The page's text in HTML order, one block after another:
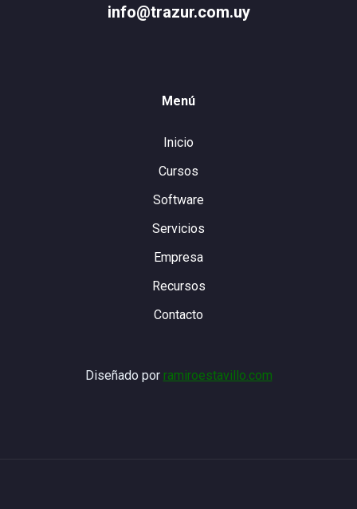
info@trazur.com.uy
Menú
Inicio
Cursos
Software
Servicios
Empresa
Recursos
Contacto
Diseñado por ramiroestavillo.com